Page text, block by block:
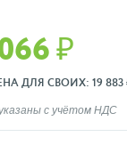
₽
ДЛЯ СВОИХ: 19 883
с учётом НДС